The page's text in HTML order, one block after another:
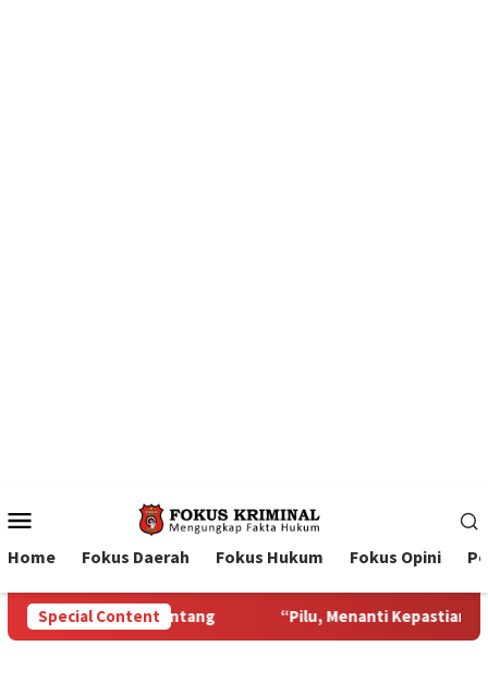
Menu
Home Fokus Daerah Fokus Hukum Fokus Opini
Special Content
“Pilu, Menanti Kepastian Pembayaran yang tak